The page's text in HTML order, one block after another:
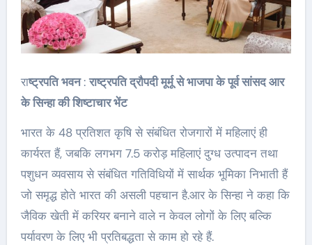
राष्ट्रपति भवन:राष्ट्रपति द्रौपदी मूर्मू से भाजपा के पूर्व सांसद आर
के सिन्हा की शिष्टाचार भेंट
भारत के 48 प्रतिशत कृषि से संबंधित रोजगारों में महिलाएं ही
कार्यरत हैं, जबकि लगभग 7.5 करोड़ महिलाएं दुग्ध उत्पादन तथा
पशुधन व्यवसाय से संबंधित गतिविधियों में सार्थक भूमिका निभाती हैं
जो समृद्ध होते भारत की असली पहचान है.आर के सिन्हा ने कहा कि
जैविक खेती में करियर बनाने वाले न केवल लोगों के लिए बल्कि
पर्यावरण के लिए भी प्रतिबद्धता से काम हो रहे हैं.